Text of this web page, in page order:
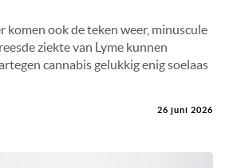
komen ook de teken weer, minuscule
ziekte van Lyme kunnen
cannabis gelukkig enig soelaas
26 juni 2026